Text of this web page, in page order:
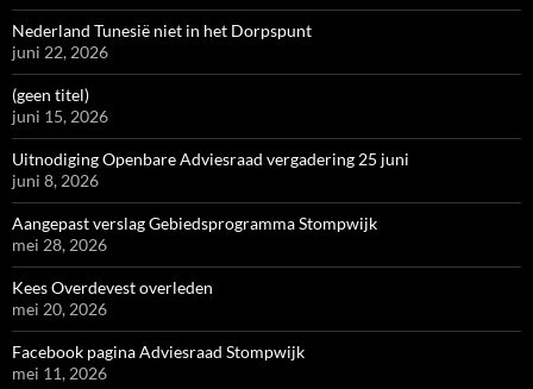
Nederland Tunesië niet in het Dorpspunt
juni 22, 2026
(geen titel)
juni 15, 2026
Uitnodiging Openbare Adviesraad vergadering 25 juni
juni 8, 2026
Aangepast verslag Gebiedsprogramma Stompwijk
mei 28, 2026
Kees Overdevest overleden
mei 20, 2026
Facebook pagina Adviesraad Stompwijk
mei 11, 2026